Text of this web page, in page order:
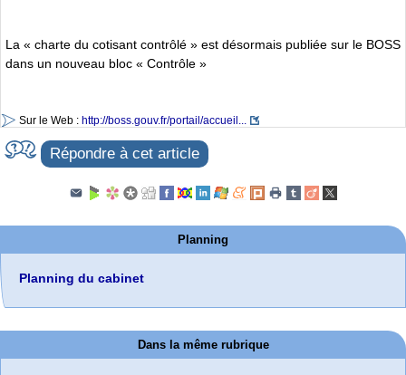
La « charte du cotisant contrôlé » est désormais publiée sur le BOSS
dans un nouveau bloc « Contrôle »
Sur le Web : http://boss.gouv.fr/portail/accueil...
Répondre à cet article
Planning
Planning du cabinet
Dans la même rubrique